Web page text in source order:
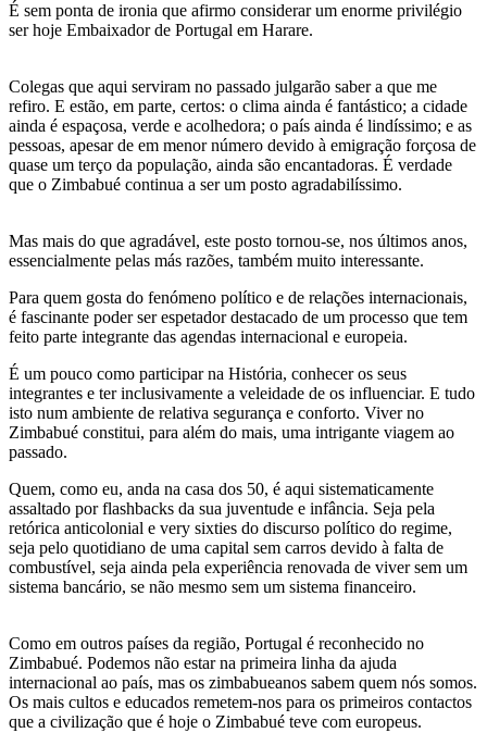
É sem ponta de ironia que afirmo considerar um enorme privilégio
ser hoje Embaixador de Portugal em Harare.
Colegas que aqui serviram no passado julgarão saber a que me
refiro. E estão, em parte, certos: o clima ainda é fantástico; a cidade
ainda é espaçosa, verde e acolhedora; o país ainda é lindíssimo; e as
pessoas, apesar de em menor número devido à emigração forçosa de
quase um terço da população, ainda são encantadoras. É verdade
que o Zimbabué continua a ser um posto agradabilíssimo.
Mas mais do que agradável, este posto tornou-se, nos últimos anos,
essencialmente pelas más razões, também muito interessante.
Para quem gosta do fenómeno político e de relações internacionais,
é fascinante poder ser espetador destacado de um processo que tem
feito parte integrante das agendas internacional e europeia.
É um pouco como participar na História, conhecer os seus
integrantes e ter inclusivamente a veleidade de os influenciar. E tudo
isto num ambiente de relativa segurança e conforto. Viver no
Zimbabué constitui, para além do mais, uma intrigante viagem ao
passado.
Quem, como eu, anda na casa dos 50, é aqui sistematicamente
assaltado por flashbacks da sua juventude e infância. Seja pela
retórica anticolonial e very sixties do discurso político do regime,
seja pelo quotidiano de uma capital sem carros devido à falta de
combustível, seja ainda pela experiência renovada de viver sem um
sistema bancário, se não mesmo sem um sistema financeiro.
Como em outros países da região, Portugal é reconhecido no
Zimbabué. Podemos não estar na primeira linha da ajuda
internacional ao país, mas os zimbabueanos sabem quem nós somos.
Os mais cultos e educados remetem-nos para os primeiros contactos
que a civilização que é hoje o Zimbabué teve com europeus.